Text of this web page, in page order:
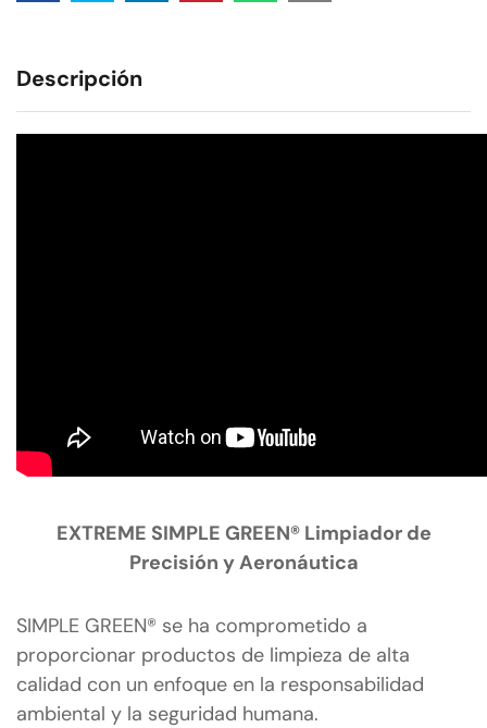
Descripción
EXTREME SIMPLE GREEN® Limpiador de
Precisión y Aeronáutica
SIMPLE GREEN® se ha comprometido a
proporcionar productos de limpieza de alta
calidad con un enfoque en la responsabilidad
ambiental y la seguridad humana.